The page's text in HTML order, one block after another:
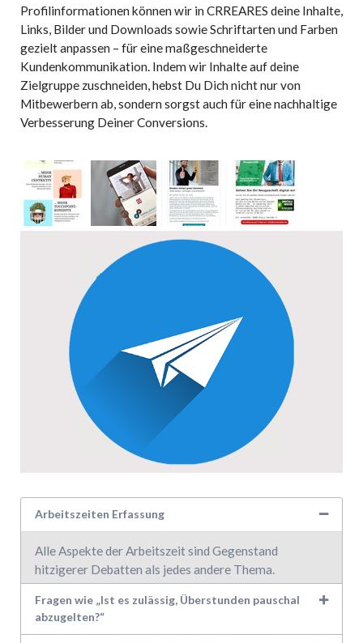
Profilinformationen können wir in CRREARES deine Inhalte,
Links, Bilder und Downloads sowie Schriftarten und Farben
gezielt anpassen – für eine maßgeschneiderte
Kundenkommunikation. Indem wir Inhalte auf deine
Zielgruppe zuschneiden, hebst Du Dich nicht nur von
Mitbewerbern ab, sondern sorgst auch für eine nachhaltige
Verbesserung Deiner Conversions.
Arbeitszeiten Erfassung
Alle Aspekte der Arbeitszeit sind Gegenstand
hitzigerer Debatten als jedes andere Thema.
Fragen wie „Ist es zulässig, Überstunden pauschal
abzugelten?“